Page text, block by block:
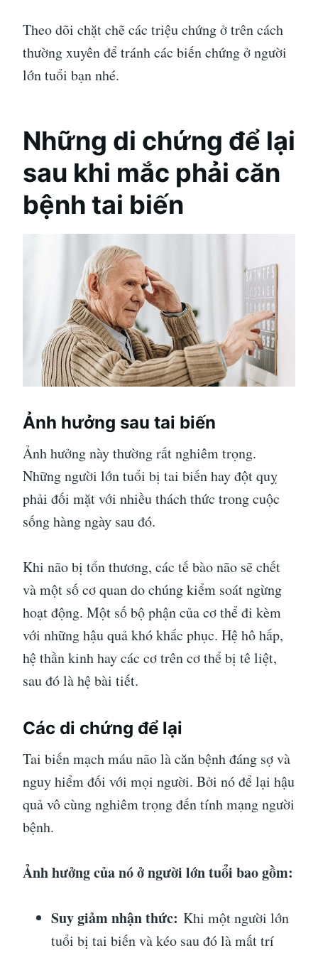
Theo dõi chặt chẽ các triệu chứng ở trên cách
thường xuyên để tránh các biến chứng ở người
lớn tuổi bạn nhé.
Những di chứng để lại
sau khi mắc phải căn
bệnh tai biến
Ảnh hưởng sau tai biến
Ảnh hưởng này thường rất nghiêm trọng.
Những người lớn tuổi bị tai biến hay đột quỵ
phải đối mặt với nhiều thách thức trong cuộc
sống hàng ngày sau đó.
Khi não bị tổn thương, các tế bào não sẽ chết
và một số cơ quan do chúng kiểm soát ngừng
hoạt động. Một số bộ phận của cơ thể đi kèm
với những hậu quả khó khắc phục. Hệ hô hấp,
hệ thần kinh hay các cơ trên cơ thể bị tê liệt,
sau đó là hệ bài tiết.
Các di chứng để lại
Tai biến mạch máu não là căn bệnh đáng sợ và
nguy hiểm đối với mọi người. Bởi nó để lại hậu
quả vô cùng nghiêm trọng đến tính mạng người
bệnh.
Ảnh hưởng của nó ở người lớn tuổi bao gồm:
Suy giảm nhận thức: Khi một người lớn
tuổi bị tai biến và kéo sau đó là mất trí